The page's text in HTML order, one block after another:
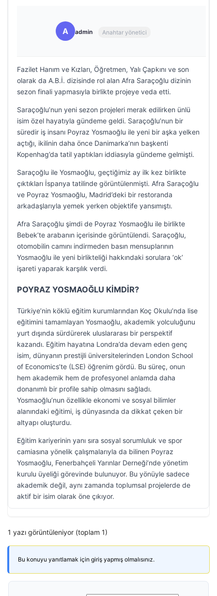
A admin Anahtar yönetici
Fazilet Hanım ve Kızları, Öğretmen, Yalı Çapkını ve son
olarak da A.B.İ. dizisinde rol alan Afra Saraçoğlu dizinin
sezon finali yapmasıyla birlikte projeye veda etti.
Saraçoğlu’nun yeni sezon projeleri merak edilirken ünlü
isim özel hayatıyla gündeme geldi. Saraçoğlu’nun bir
süredir iş insanı Poyraz Yosmaoğlu ile yeni bir aşka yelken
açtığı, ikilinin daha önce Danimarka’nın başkenti
Kopenhag’da tatil yaptıkları iddiasıyla gündeme gelmişti.
Saraçoğlu ile Yosmaoğlu, geçtiğimiz ay ilk kez birlikte
çıktıkları İspanya tatilinde görüntülenmişti. Afra Saraçoğlu
ve Poyraz Yosmaoğlu, Madrid’deki bir restoranda
arkadaşlarıyla yemek yerken objektife yansımıştı.
Afra Saraçoğlu şimdi de Poyraz Yosmaoğlu ile birlikte
Bebek’te arabanın içerisinde görüntülendi. Saraçoğlu,
otomobilin camını indirmeden basın mensuplarının
Yosmaoğlu ile yeni birlikteliği hakkındaki sorulara ‘ok’
işareti yaparak karşılık verdi.
POYRAZ YOSMAOĞLU KİMDİR?
Türkiye’nin köklü eğitim kurumlarından Koç Okulu’nda lise
eğitimini tamamlayan Yosmaoğlu, akademik yolculuğunu
yurt dışında sürdürerek uluslararası bir perspektif
kazandı. Eğitim hayatına Londra’da devam eden genç
isim, dünyanın prestijli üniversitelerinden London School
of Economics’te (LSE) öğrenim gördü. Bu süreç, onun
hem akademik hem de profesyonel anlamda daha
donanımlı bir profile sahip olmasını sağladı.
Yosmaoğlu’nun özellikle ekonomi ve sosyal bilimler
alanındaki eğitimi, iş dünyasında da dikkat çeken bir
altyapı oluşturdu.
Eğitim kariyerinin yanı sıra sosyal sorumluluk ve spor
camiasına yönelik çalışmalarıyla da bilinen Poyraz
Yosmaoğlu, Fenerbahçeli Yarınlar Derneği’nde yönetim
kurulu üyeliği görevinde bulunuyor. Bu yönüyle sadece
akademik değil, aynı zamanda toplumsal projelerde de
aktif bir isim olarak öne çıkıyor.
1 yazı görüntüleniyor (toplam 1)
Bu konuyu yanıtlamak için giriş yapmış olmalısınız.